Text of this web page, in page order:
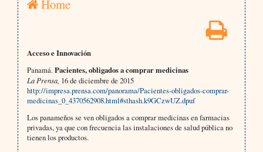
Home
Acceso e Innovación
Panamá.Pacientes, obligados a comprar medicinas
La Prensa, 16 de diciembre de 2015
http://impresa.prensa.com/panorama/Pacientes-obligados-comprar-
medicinas_0_4370562908.html#sthash.k9GCzwUZ.dpuf
Los panameños se ven obligados a comprar medicinas en farmacias
privadas, ya que con frecuencia las instalaciones de salud pública no
tienen los productos.